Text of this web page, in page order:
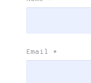
Email *